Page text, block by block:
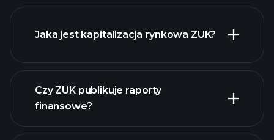
wykresie.
Jaka jest kapitalizacja rynkowa ZUK?
naszą listę akcji
Czy ZUK publikuje raporty
finansowe?
finanse ZUK